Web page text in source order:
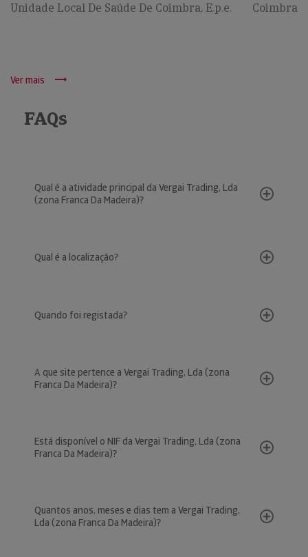
Unidade Local De Saúde De Coimbra, E.p.e. Coimbra
Ver mais
FAQs
Qual é a atividade principal da Vergai Trading, Lda
(zona Franca Da Madeira)?
Qual é a localização?
Quando foi registada?
A que site pertence a Vergai Trading, Lda (zona
Franca Da Madeira)?
Está disponível o NIF da Vergai Trading, Lda (zona
Franca Da Madeira)?
Quantos anos, meses e dias tem a Vergai Trading,
Lda (zona Franca Da Madeira)?